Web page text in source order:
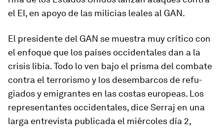
el EI, en apoyo de las mi­li­cias leales al GAN.
El pre­si­dente del GAN se muestra muy crí­tico con
el en­foque que los países oc­ci­den­tales dan a la
crisis li­bia. Todo lo ven bajo el prisma del com­bate
contra el te­rro­rismo y los des­em­barcos de re­fu­
giados y emi­grantes en las costas eu­ro­peas. Los
re­pre­sen­tantes oc­ci­den­ta­les, dice Serraj en una
larga en­tre­vista pu­bli­cada el miér­coles día 2,